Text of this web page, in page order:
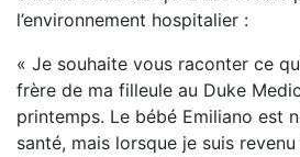
l’environnement hospitalier :
« Je souhaite vous raconter ce
frère de ma filleule au Duke
printemps. Le bébé Emiliano est
santé, mais lorsque je suis